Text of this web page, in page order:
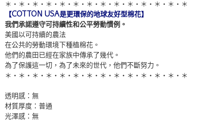
＊・＊・＊・＊・＊・＊・＊・＊・＊・＊・＊・＊・＊・＊
【COTTON USA是更環保的地球友好型棉花】
我們承諾遵守可持續性和公平勞動慣例。
美國以可持續的農法
在公共的勞動環境下種植棉花。
他們的農田已經在家族中傳承了幾代。
為了保護這一切，為了未來的世代，他們不斷努力。
＊・＊・＊・＊・＊・＊・＊・＊・＊・＊・＊・＊・＊・＊
透明感：無
材質厚度：普通
光澤感：無